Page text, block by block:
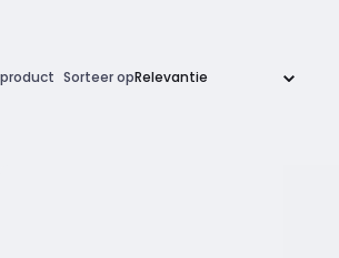
product Sorteer op